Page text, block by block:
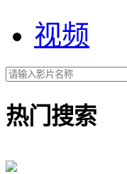
视频
热门搜索